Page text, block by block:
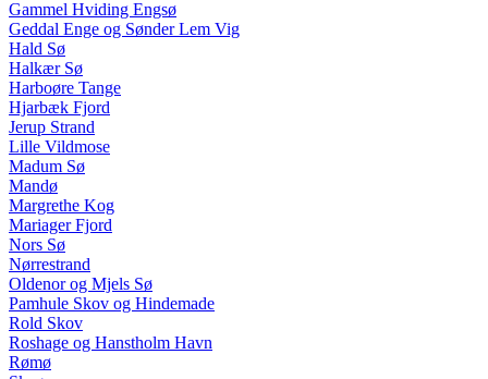
Gammel Hviding Engsø
Geddal Enge og Sønder Lem Vig
Hald Sø
Halkær Sø
Harboøre Tange
Hjarbæk Fjord
Jerup Strand
Lille Vildmose
Madum Sø
Mandø
Margrethe Kog
Mariager Fjord
Nors Sø
Nørrestrand
Oldenor og Mjels Sø
Pamhule Skov og Hindemade
Rold Skov
Roshage og Hanstholm Havn
Rømø